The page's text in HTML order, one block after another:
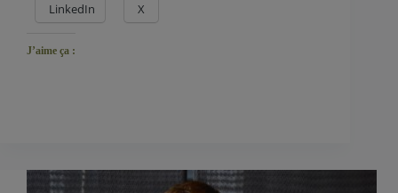
LinkedIn X
J’aime ça :